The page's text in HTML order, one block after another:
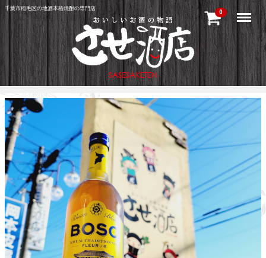
千葉市稲毛区の地酒本格焼酎の専門店
0 Menu